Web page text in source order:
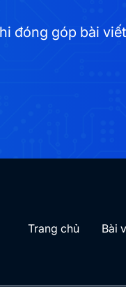
đóng góp bài
Trang chủ Bài